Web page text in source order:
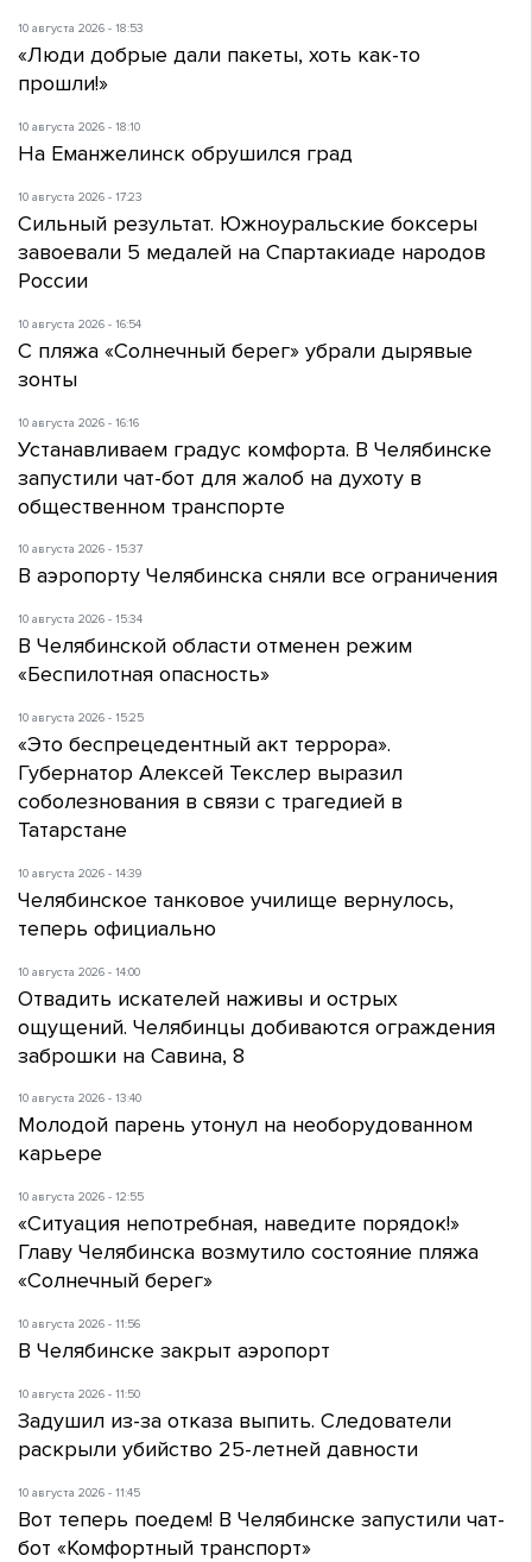
10 августа 2026 - 18:53
«Люди добрые дали пакеты, хоть как-то
прошли!»
10 августа 2026 - 18:10
На Еманжелинск обрушился град
10 августа 2026 - 17:23
Сильный результат. Южноуральские боксеры
завоевали 5 медалей на Спартакиаде народов
России
10 августа 2026 - 16:54
С пляжа «Солнечный берег» убрали дырявые
зонты
10 августа 2026 - 16:16
Устанавливаем градус комфорта. В Челябинске
запустили чат-бот для жалоб на духоту в
общественном транспорте
10 августа 2026 - 15:37
В аэропорту Челябинска сняли все ограничения
10 августа 2026 - 15:34
В Челябинской области отменен режим
«Беспилотная опасность»
10 августа 2026 - 15:25
«Это беспрецедентный акт террора».
Губернатор Алексей Текслер выразил
соболезнования в связи с трагедией в
Татарстане
10 августа 2026 - 14:39
Челябинское танковое училище вернулось,
теперь официально
10 августа 2026 - 14:00
Отвадить искателей наживы и острых
ощущений. Челябинцы добиваются ограждения
заброшки на Савина, 8
10 августа 2026 - 13:40
Молодой парень утонул на необорудованном
карьере
10 августа 2026 - 12:55
«Ситуация непотребная, наведите порядок!»
Главу Челябинска возмутило состояние пляжа
«Солнечный берег»
10 августа 2026 - 11:56
В Челябинске закрыт аэропорт
10 августа 2026 - 11:50
Задушил из-за отказа выпить. Следователи
раскрыли убийство 25-летней давности
10 августа 2026 - 11:45
Вот теперь поедем! В Челябинске запустили чат-
бот «Комфортный транспорт»